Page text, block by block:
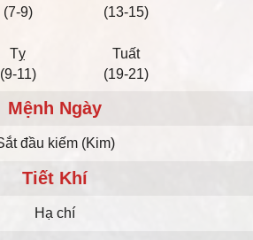
(7-9)
(13-15)
Tỵ
(9-11)
Tuất
(19-21)
Mệnh Ngày
đầu kiếm (Kim)
Tiết Khí
Hạ chí